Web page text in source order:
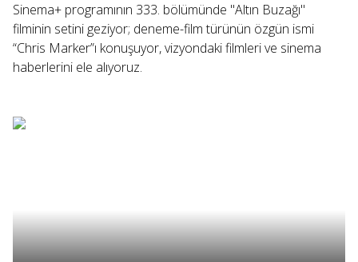
Sinema+ programının 333. bölümünde "Altın Buzağı"
filminin setini geziyor; deneme-film türünün özgün ismi
“Chris Marker”ı konuşuyor, vizyondaki filmleri ve sinema
haberlerini ele alıyoruz.